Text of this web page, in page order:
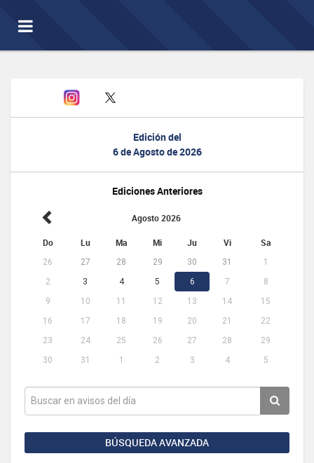
Toggle
navigation
Edición del
6 de Agosto de 2026
Ediciones Anteriores
Agosto 2026
Do Lu Ma Mi Ju Vi Sa
26 27 28 29 30 31
1
2
3 4 5 6 7
8
9
10 11 12 13 14
15
16
17 18 19 20 21
22
23
24 25 26 27 28
29
30
31 1 2 3 4 5
BÚSQUEDA AVANZADA